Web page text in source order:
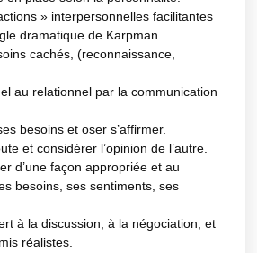
» interpersonnelles facilitantes
dramatique de Karpman.
cachés, (reconnaissance,
au relationnel par la communication
besoins et oser s’affirmer.
et considérer l’opinion de l’autre.
d’une façon appropriée et au
besoins, ses sentiments, ses
à la discussion, à la négociation, et
réalistes.